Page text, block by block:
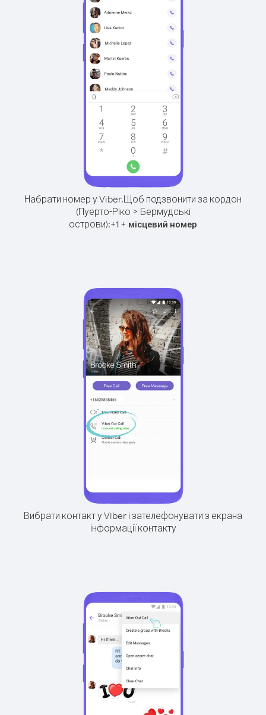
Набрати номер у Viber.Щоб подзвонити за кордон
(Пуерто-Ріко > Бермудські
острови):+1 + місцевий номер
Вибрати контакт у Viber і зателефонувати з екрана
інформації контакту